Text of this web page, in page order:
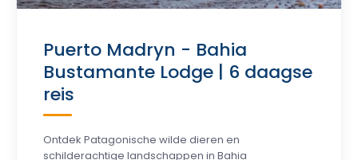
Puerto Madryn - Bahia
Bustamante Lodge | 6 daagse
reis
Ontdek Patagonische wilde dieren en
schilderachtige landschappen in Bahia